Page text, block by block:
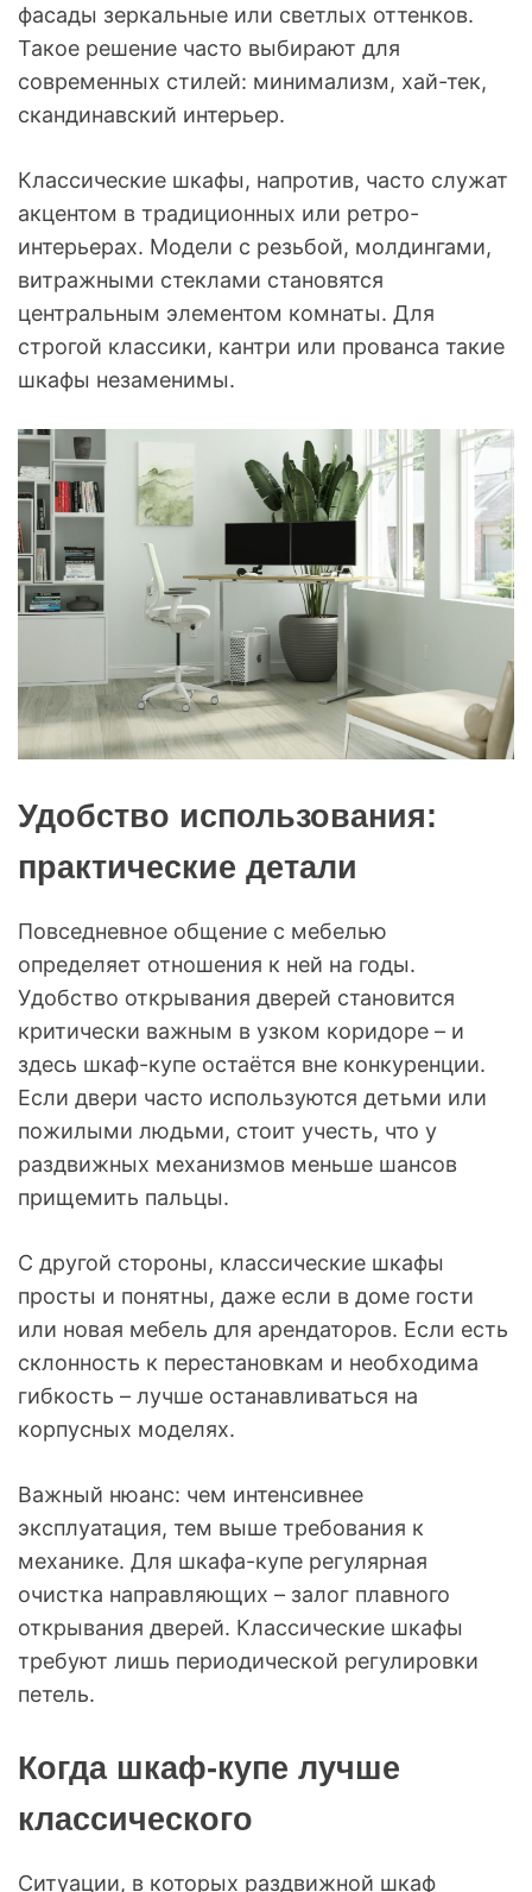
фасады зеркальные или светлых оттенков.
Такое решение часто выбирают для
современных стилей: минимализм, хай-тек,
скандинавский интерьер.
Классические шкафы, напротив, часто служат
акцентом в традиционных или ретро-
интерьерах. Модели с резьбой, молдингами,
витражными стеклами становятся
центральным элементом комнаты. Для
строгой классики, кантри или прованса такие
шкафы незаменимы.
Удобство использования:
практические детали
Повседневное общение с мебелью
определяет отношения к ней на годы.
Удобство открывания дверей становится
критически важным в узком коридоре – и
здесь шкаф-купе остаётся вне конкуренции.
Если двери часто используются детьми или
пожилыми людьми, стоит учесть, что у
раздвижных механизмов меньше шансов
прищемить пальцы.
С другой стороны, классические шкафы
просты и понятны, даже если в доме гости
или новая мебель для арендаторов. Если есть
склонность к перестановкам и необходима
гибкость – лучше останавливаться на
корпусных моделях.
Важный нюанс: чем интенсивнее
эксплуатация, тем выше требования к
механике. Для шкафа-купе регулярная
очистка направляющих – залог плавного
открывания дверей. Классические шкафы
требуют лишь периодической регулировки
петель.
Когда шкаф-купе лучше
классического
Ситуации, в которых раздвижной шкаф